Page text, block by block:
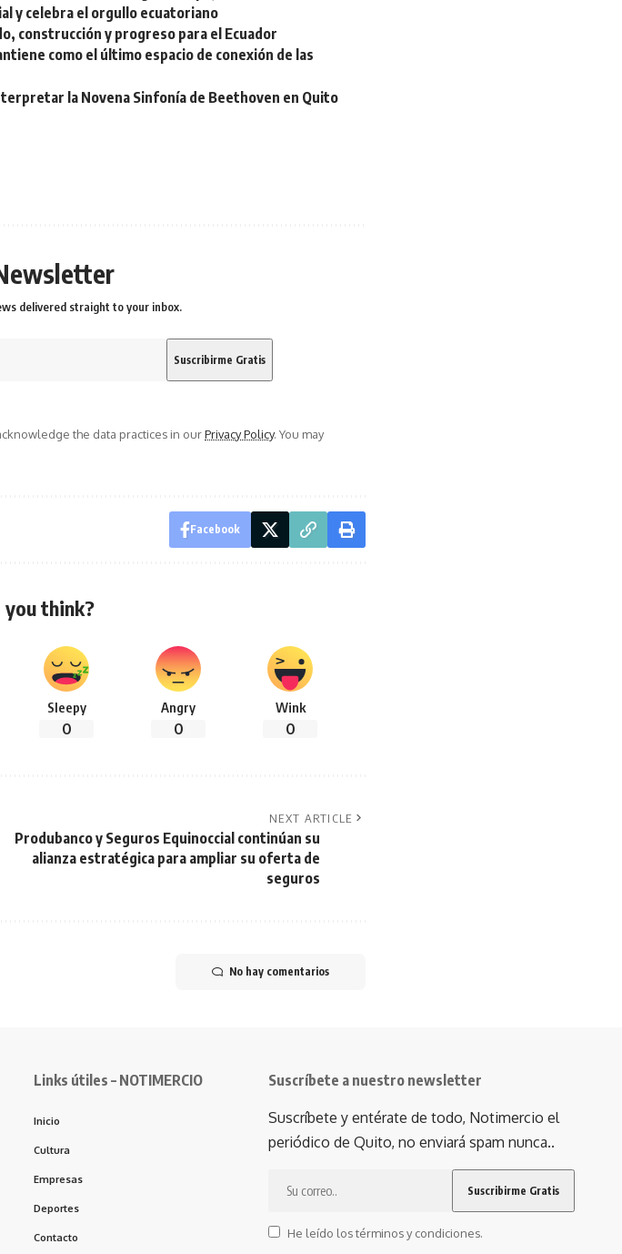
y celebra el orgullo ecuatoriano
construcción y progreso para el Ecuador
como el último espacio de conexión de las
la Novena Sinfonía de Beethoven en Quito
delivered straight to your inbox.
the data practices in ourPrivacy Policy. You may
Facebook
think?
Sleepy
0
Angry
0
Wink
0
NEXT ARTICLE
Produbanco y Seguros Equinoccial continúan su
alianza estratégica para ampliar su oferta de
seguros
No hay comentarios
Links útiles – NOTIMERCIO
Inicio
Cultura
Empresas
Deportes
Contacto
Suscríbete a nuestro newsletter
Suscríbete y entérate de todo, Notimercio el
periódico de Quito, no enviará spam nunca..
He leído los términos y condiciones.